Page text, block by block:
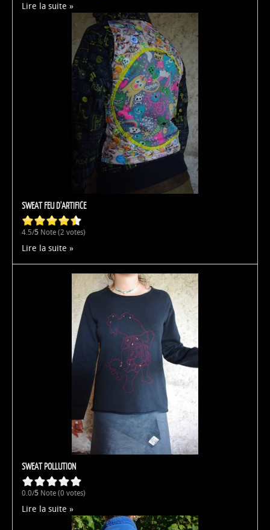
Lire la suite
SWEAT FEU D'ARTIFICE
4.5/5 Note (2 votes)
Lire la suite
SWEAT POLLUTION
0.0/5 Note (0 votes)
Lire la suite